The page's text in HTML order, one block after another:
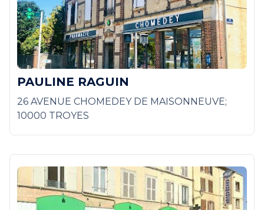
PAULINE RAGUIN
26 AVENUE CHOMEDEY DE MAISONNEUVE;
10000 TROYES